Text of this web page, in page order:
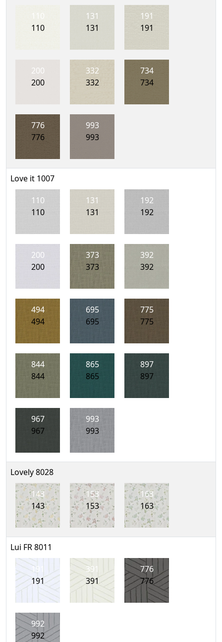
110
110
131
131
191
191
200
200
332
332
734
734
776
776
993
993
Love it 1007
110
110
131
131
192
192
200
200
373
373
392
392
494
494
695
695
775
775
844
844
865
865
897
897
967
967
993
993
Lovely 8028
143
143
153
153
163
163
Lui FR 8011
191
191
391
391
776
776
992
992